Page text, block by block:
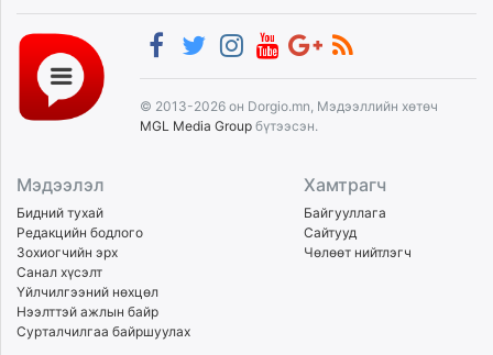
© 2013-2026 он Dorgio.mn, Мэдээллийн хөтөч
MGL Media Group бүтээсэн.
Мэдээлэл
Бидний тухай
Редакцийн бодлого
Зохиогчийн эрх
Санал хүсэлт
Үйлчилгээний нөхцөл
Нээлттэй ажлын байр
Сурталчилгаа байршуулах
Хамтрагч
Байгууллага
Сайтууд
Чөлөөт нийтлэгч